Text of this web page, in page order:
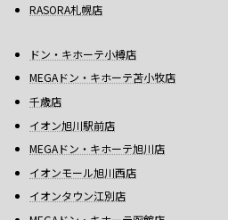
RASORA札幌店
ドン・キホーテ小樽店
MEGAドン・キホーテ苫小牧店
千歳店
イオン旭川駅前店
MEGAドン・キホーテ旭川店
イオンモール旭川西店
イオンタウン江別店